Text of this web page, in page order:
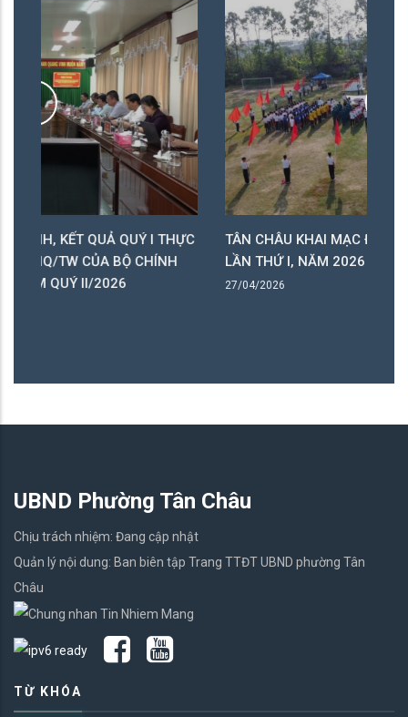
QUÝ I THỰC
BỘ CHÍNH
TÂN CHÂU KHAI MẠC ĐẠI HỘI THỂ DỤC, THỂ
LẦN THỨ I, NĂM 2026
27/04/2026
UBND Phường Tân Châu
Chịu trách nhiệm: Đang cập nhật
Quản lý nội dung: Ban biên tập Trang TTĐT UBND phường Tân
Châu
TỪ KHÓA